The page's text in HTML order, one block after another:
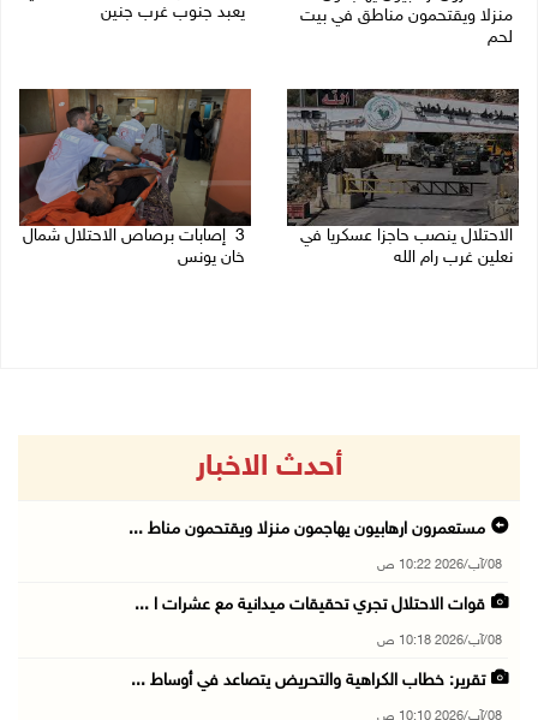
منزلا ويقتحمون مناطق في بيت
لحم
يعبد جنوب غرب جنين
الاحتلال ينصب حاجزا عسكريا في
نعلين غرب رام الله
3 إصابات برصاص الاحتلال شمال
خان يونس
أحدث الاخبار
مستعمرون ارهابيون يهاجمون منزلا ويقتحمون مناط ...
08/آب/2026 10:22 ص
قوات الاحتلال تجري تحقيقات ميدانية مع عشرات ا ...
08/آب/2026 10:18 ص
تقرير: خطاب الكراهية والتحريض يتصاعد في أوساط ...